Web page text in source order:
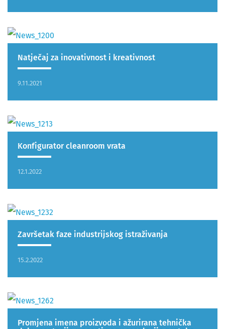
Natječaj za inovativnost i kreativnost
9.11.2021
Konfigurator cleanroom vrata
12.1.2022
Završetak faze industrijskog istraživanja
15.2.2022
Promjena imena proizvoda i ažurirana tehnička